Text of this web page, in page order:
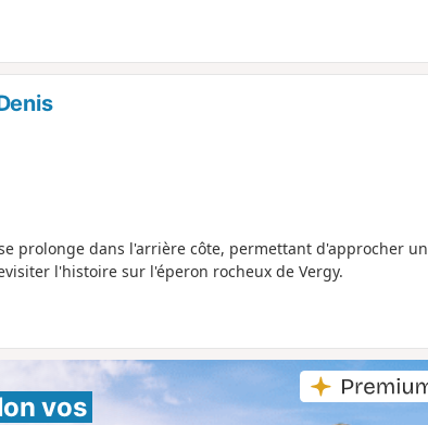
prolonge dans l'arrière côte, permettant d'approcher un
l'histoire sur l'éperon rocheux de Vergy.
vos